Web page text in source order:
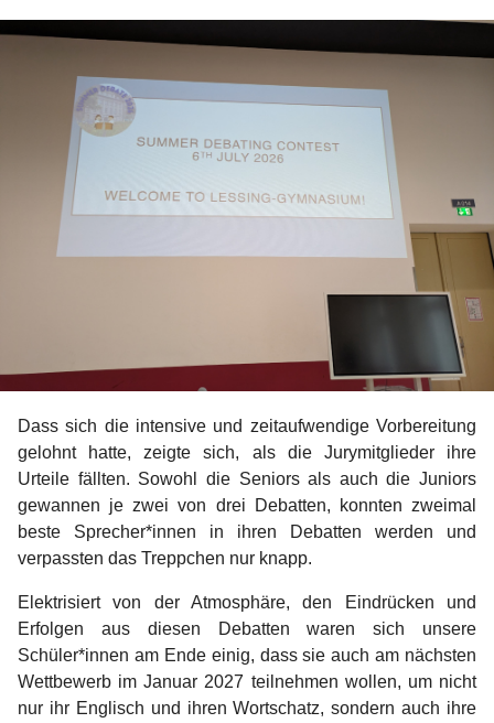
Dass sich die intensive und zeitaufwendige Vorbereitung
gelohnt hatte, zeigte sich, als die Jurymitglieder ihre
Urteile fällten. Sowohl die Seniors als auch die Juniors
gewannen je zwei von drei Debatten, konnten zweimal
beste Sprecher*innen in ihren Debatten werden und
verpassten das Treppchen nur knapp.
Elektrisiert von der Atmosphäre, den Eindrücken und
Erfolgen aus diesen Debatten waren sich unsere
Schüler*innen am Ende einig, dass sie auch am nächsten
Wettbewerb im Januar 2027 teilnehmen wollen, um nicht
nur ihr Englisch und ihren Wortschatz, sondern auch ihre